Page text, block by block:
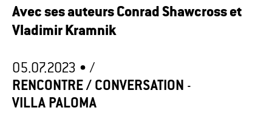
Avec ses auteurs Conrad Shawcross et
Vladimir Kramnik
05.07.2023 • /
RENCONTRE / CONVERSATION -
VILLA PALOMA